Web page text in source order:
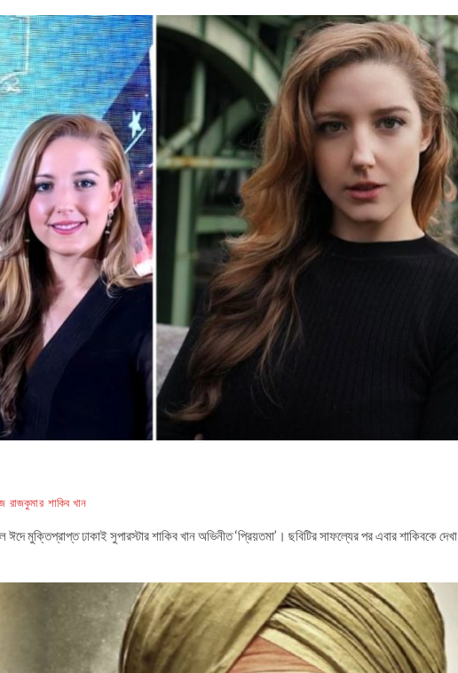
রাজকুমার শাকিব খান
মুক্তিপ্রাপ্ত ঢাকাই সুপারস্টার শাকিব খান অভিনীত ‘প্রিয়তমা’। ছবিটির সাফল্যের পর এবার শাকিবকে দেখা